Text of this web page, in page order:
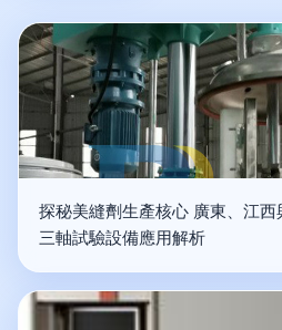
探秘美縫劑生產核心 廣東、江
三軸試驗設備應用解析